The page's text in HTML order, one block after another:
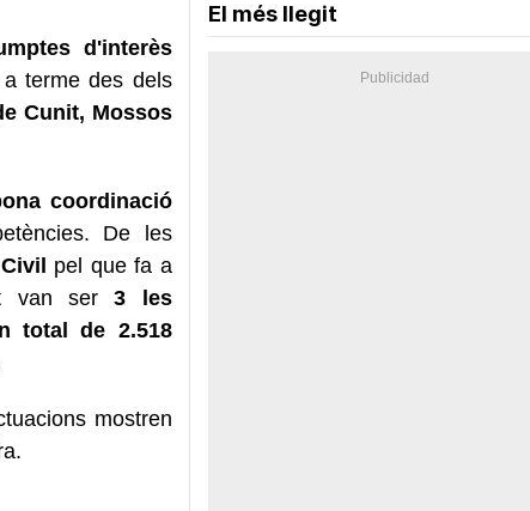
d'interès
terme des dels
Cunit, Mossos
coordinació
De les
pel que fa a
van ser3 les
total de 2.518
mostren
El més llegit